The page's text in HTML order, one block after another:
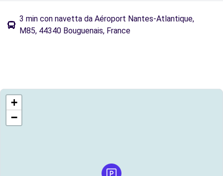
3 min con navetta da Aéroport Nantes-Atlantique,
M85, 44340 Bouguenais, France
+
−